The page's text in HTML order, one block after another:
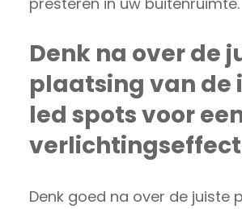
Denk na over de
plaatsing van de
led spots voor
Denk goed na over de juiste